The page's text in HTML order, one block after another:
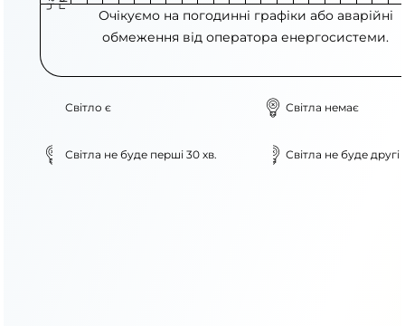
Очікуємо на погодинні графіки або аварійні
обмеження від оператора енергосистеми.
Світло є Світла немає
Світла не буде перші 30 хв. Світла не буде другі